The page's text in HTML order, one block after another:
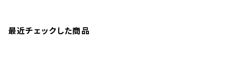
最近チェックした商品